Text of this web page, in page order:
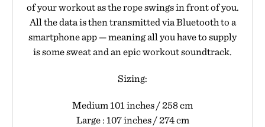
of your workout as the rope swings in front of you.
All the data is then transmitted via Bluetooth to a
smartphone app — meaning all you have to supply
is some sweat and an epic workout soundtrack.
Sizing:
Medium 101 inches / 258 cm
Large : 107 inches / 274 cm